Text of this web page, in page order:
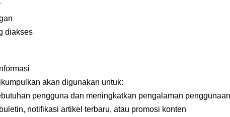
diakses
akan digunakan untuk:
pengguna dan meningkatkan pengalaman
notifikasi artikel terbaru, atau promosi konten